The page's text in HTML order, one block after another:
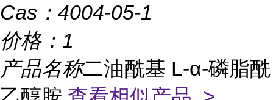
Cas： 4004-05-1
价格： 1
产品名称二油酰基 L-α-磷脂酰